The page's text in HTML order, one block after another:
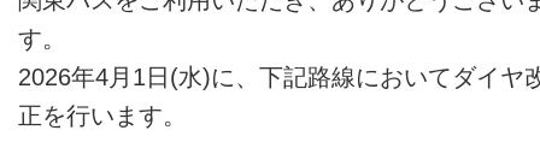
す。
2026年4月1日(水)に、下記路線においてダイヤ
正を行います。